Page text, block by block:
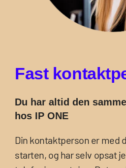
Fast kontaktp
Du har altid den
hos IP ONE
Din kontaktperson er med
starten, og har selv opsat